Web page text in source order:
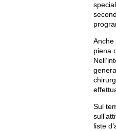
Anche
piena
Sul
liste